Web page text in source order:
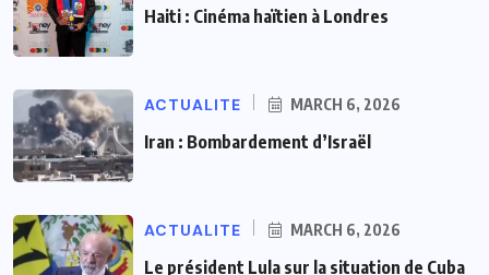
Haiti : Cinéma haïtien à Londres
ACTUALITE MARCH 6, 2026
Iran : Bombardement d’Israël
ACTUALITE MARCH 6, 2026
Le président Lula sur la situation de Cuba